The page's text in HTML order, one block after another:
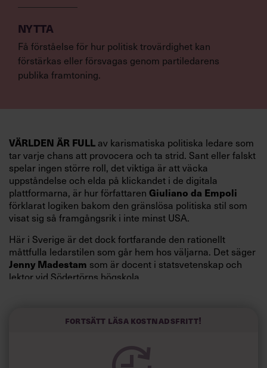
NYTTA
Få förståelse för hur politisk trovärdighet kan
förstärkas eller försvagas genom partiledarens
publika framtoning.
VÄRLDEN ÄR FULLav karismatiska politiska ledare som
tar varje chans att provocera och ta strid. Sant eller falskt
spelar ingen större roll, det viktiga är att väcka
uppståndelse och elda på klickandet i de digitala
plattformarna, är hur författaren Giuliano da Empoli
förklarat logiken bakom den gränslösa politiska stil som
visat sig så framgångsrik i inte minst USA.
Här i Sverige är det dock fortfarande den rationellt
måttfulla ledarstilen som går hem hos väljarna. Det säger
Jenny Madestam som är docent i statsvetenskap och
lektor vid Södertörns högskola.
kompetenta och stå med båda fötterna på jorden. Hellre
spelevink i högklackat, är hur jag brukar sammanfatta de
önskningar som svenskarna för fram i undersökningar.”
Fortsätt läsa kostnadsfritt!